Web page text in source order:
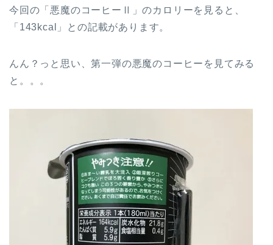
今回の「悪魔のコーヒーⅡ」のカロリーを見ると、
「143kcal」との記載があります。
んん？っと思い、第一弾の悪魔のコーヒーを見てみる
と。。。